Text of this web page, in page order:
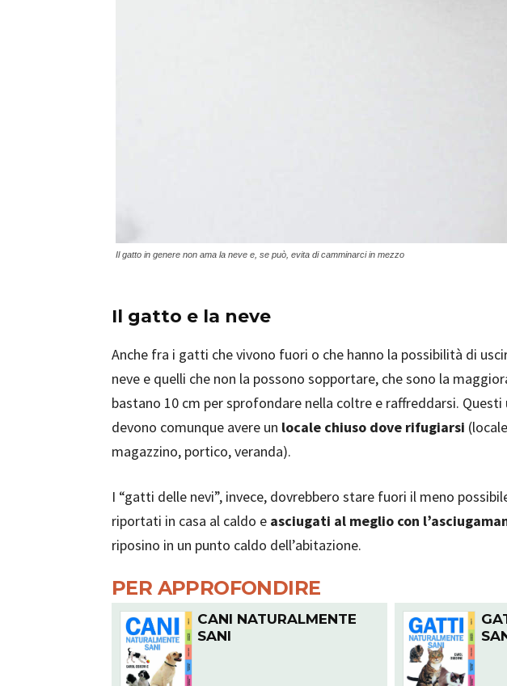
Il gatto in genere non ama la neve e, se può, evita di camminarci in mezzo
Il gatto e la neve
Anche fra i gatti che vivono fuori o che hanno la possibilità di
neve e quelli che non la possono sopportare, che sono la
bastano 10 cm per sprofondare nella coltre e raffreddarsi.
devono comunque avere un locale chiuso dove rifugiarsi
magazzino, portico, veranda).
I “gatti delle nevi”, invece, dovrebbero stare fuori il meno
riportati in casa al caldo e asciugati al meglio con
riposino in un punto caldo dell’abitazione.
PER APPROFONDIRE
CANI NATURALMENTE
SANI